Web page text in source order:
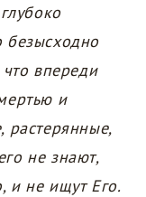
впереди
и
растерянные,
не знают,
и не ищут Его.